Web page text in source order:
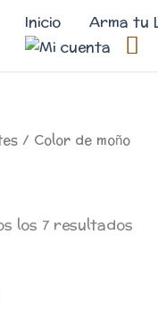
Inicio Arma tu
/ Color de moño
los 7 resultados